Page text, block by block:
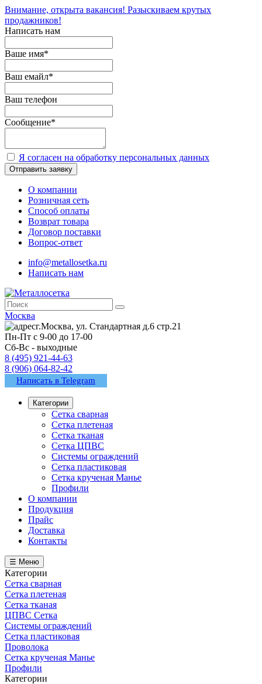
Внимание, открыта вакансия! Разыскиваем крутых
продажников!
Написать нам
Ваше имя*
Ваш емайл*
Ваш телефон
Сообщение*
Я согласен на обработку персональных данных
Отправить заявку
О компании
Розничная сеть
Способ оплаты
Возврат товара
Договор поставки
Вопрос-ответ
info@metallosetka.ru
Написать нам
Москва
г.Москва, ул. Стандартная д.6 стр.21
Пн-Пт с 9-00 до 17-00
Сб-Вс - выходные
8 (495) 921-44-63
8 (906) 064-82-42
Написать в Telegram
Категории
Сетка сварная
Сетка плетеная
Сетка тканая
Сетка ЦПВС
Системы ограждений
Сетка пластиковая
Сетка крученая Манье
Профили
О компании
Продукция
Прайс
Доставка
Контакты
☰ Меню
Категории
Сетка сварная
Сетка плетеная
Сетка тканая
ЦПВС Сетка
Системы ограждений
Сетка пластиковая
Проволока
Сетка крученая Манье
Профили
Категории